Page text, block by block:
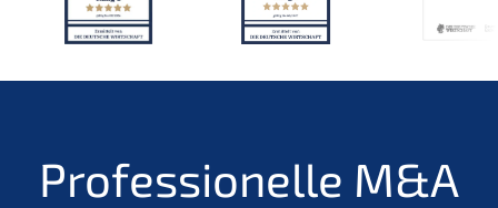
Professionelle M&A